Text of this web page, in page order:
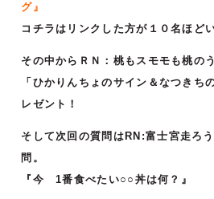
グ』
コチラはリンクした方が１０名ほど
その中からＲＮ：桃もスモモも桃の
「ひかりんちょのサイン＆なつきち
レゼント！
そして次回の質問はRN :富士宮走ろ
問。
『今 1番食べたい○○丼は何？ 』